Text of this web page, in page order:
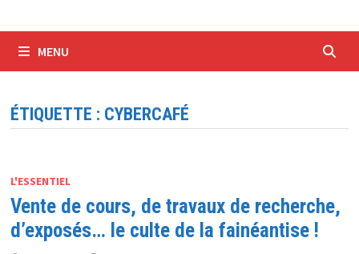
MENU
ÉTIQUETTE : CYBERCAFÉ
L'ESSENTIEL
Vente de cours, de travaux de recherche,
d’exposés… le culte de la fainéantise !